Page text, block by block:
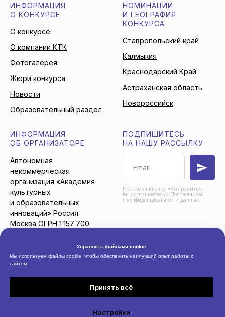
Управлять файлами cookie
Мы используем файлы cookie, чтобы обеспечить наилучший опыт работы с
сайтом.
Принять всё
Настройки
ИНФОРМАЦИЯ
О КОНКУРСЕ
О конкурсе
О компании КТК
Фотогалерея
Жюри конкурса
Новости
Образовательный раздел
НОМИНАЦИИ
И ГЕОГРАФИЯ
КОНКУРСА
Ставропольский край
Калмыкия
Краснодарский Край
Астраханская область
Новороссийск
ИНФОРМАЦИЯ
ОБ ОРГАНИЗАТОРЕ
Автономная
некоммерческая
организация «Академия
культурных
и образовательных
инноваций» Россия
Москва ОГРН 1 157 700
ПОДПИШИТЕСЬ
НА НАШУ РАССЫЛКУ
Нажимая кнопку «Отправить»,
вы соглашаетесь с Положением
о конфиденциальности данных.
© 2026 Автономная
некоммерческая организация
Пользовательское
соглашение
Карта сайта